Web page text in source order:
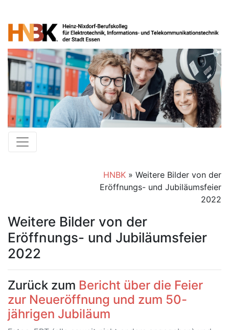
HNBK» Weitere Bilder von der
Eröffnungs- und Jubiläumsfeier
2022
Weitere Bilder von der
Eröffnungs- und Jubiläumsfeier
2022
Zurück zum Bericht über die Feier
zur Neueröffnung und zum 50-
jährigen Jubiläum